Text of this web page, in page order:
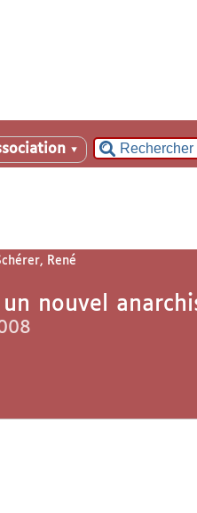
▼
René
un nouvel